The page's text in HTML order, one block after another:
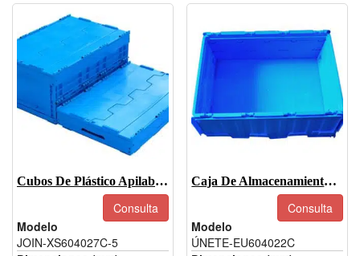
Cubos De Plástico Apilables Y Plegables-JOIN-XS604027C-5
Consulta
Modelo
JOIN-XS604027C-5
Caja De Almacenamiento Plegable Y Plegable -JOIN-EU604022C
Consulta
Modelo
ÚNETE-EU604022C